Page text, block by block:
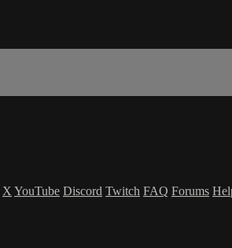
X YouTube Discord Twitch FAQ Forums